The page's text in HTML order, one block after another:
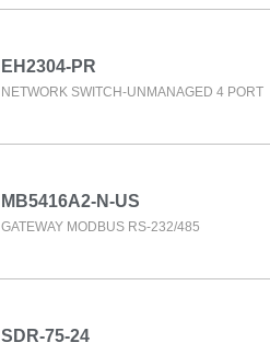
EH2304-PR
NETWORK SWITCH-UNMANAGED 4 PORT
MB5416A2-N-US
GATEWAY MODBUS RS-232/485
SDR-75-24